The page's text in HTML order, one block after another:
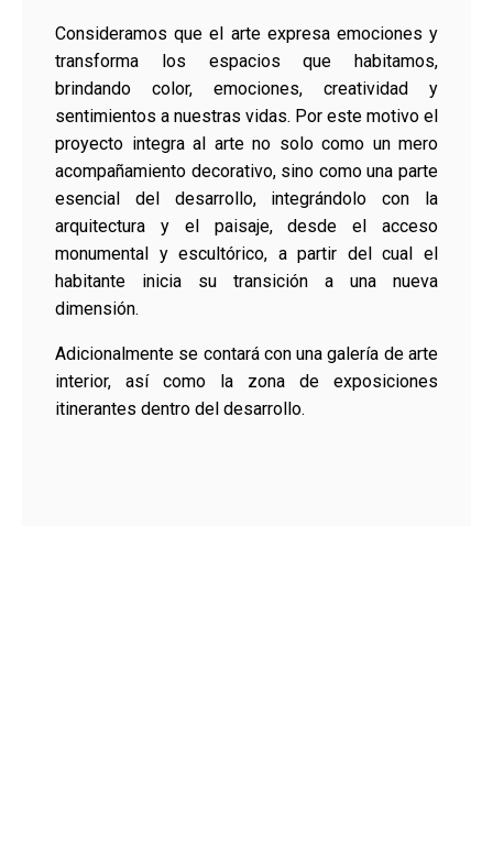
Consideramos que el arte expresa emociones y
transforma los espacios que habitamos,
brindando color, emociones, creatividad y
sentimientos a nuestras vidas. Por este motivo el
proyecto integra al arte no solo como un mero
acompañamiento decorativo, sino como una parte
esencial del desarrollo, integrándolo con la
arquitectura y el paisaje, desde el acceso
monumental y escultórico, a partir del cual el
habitante inicia su transición a una nueva
dimensión.
Adicionalmente se contará con una galería de arte
interior, así como la zona de exposiciones
itinerantes dentro del desarrollo.